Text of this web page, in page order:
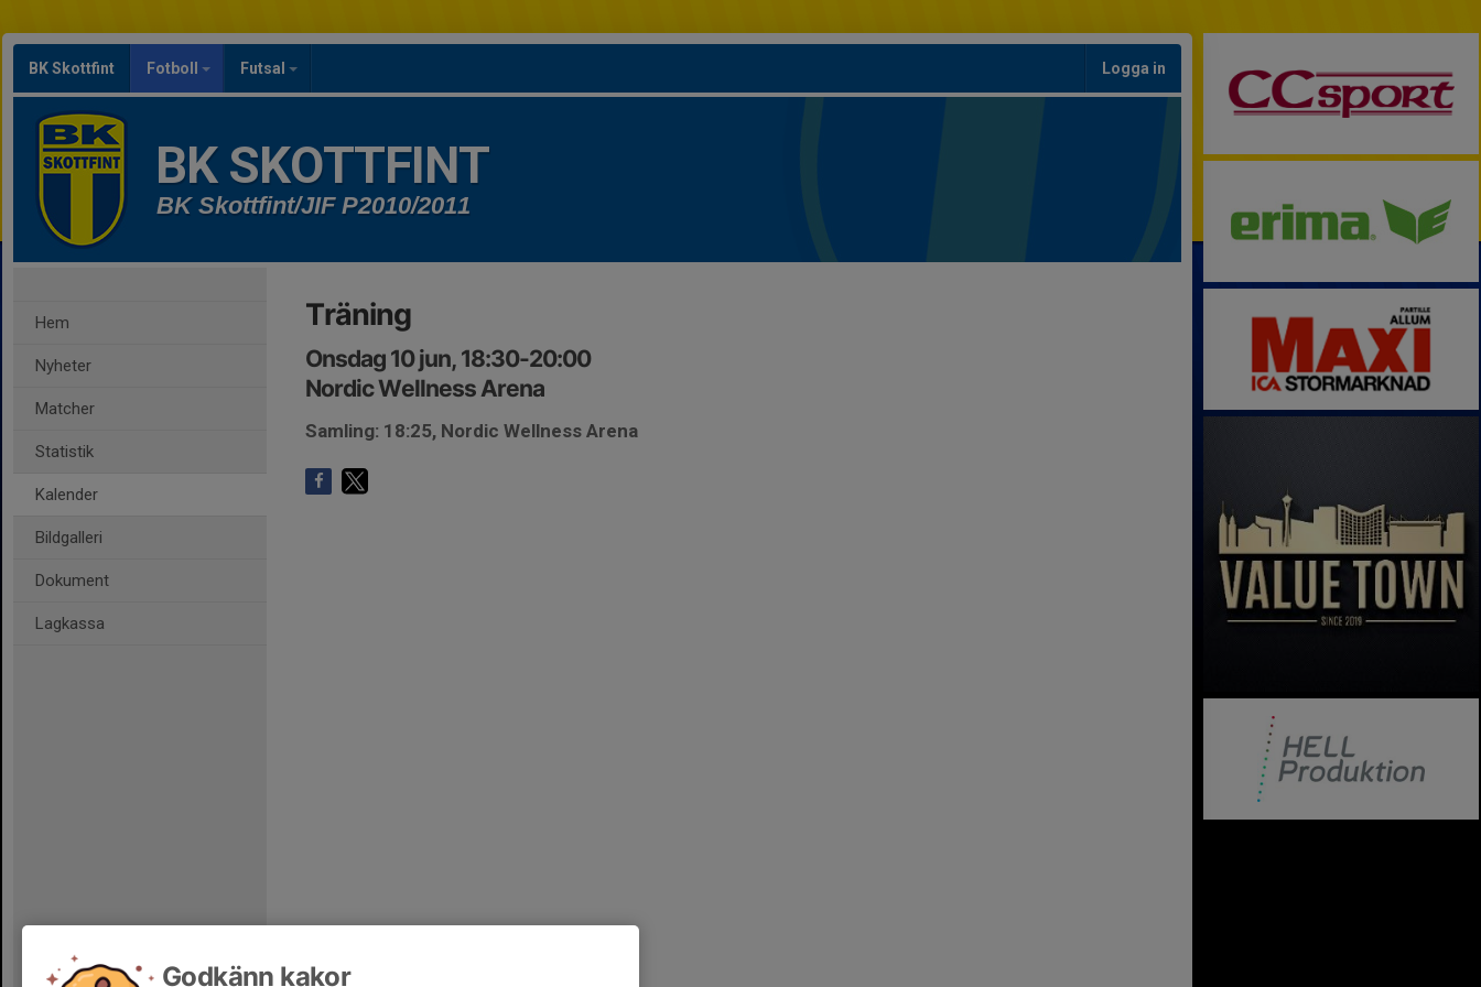
BK Skottfint Fotboll Futsal Logga in
BK SKOTTFINT
BK Skottfint/JIF P2010/2011
Hem
Nyheter
Matcher
Statistik
Kalender
Bildgalleri
Dokument
Lagkassa
Träning
Onsdag 10 jun, 18:30-20:00
Nordic Wellness Arena
Samling: 18:25, Nordic Wellness Arena
Godkänn kakor